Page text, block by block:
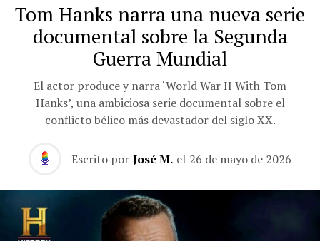
Tom Hanks narra una nueva serie
documental sobre la Segunda
Guerra Mundial
El actor produce y narra ‘World War II With Tom
Hanks’, una ambiciosa serie documental sobre el
conflicto bélico más devastador del siglo XX.
Escrito por José M. el 26 de mayo de 2026